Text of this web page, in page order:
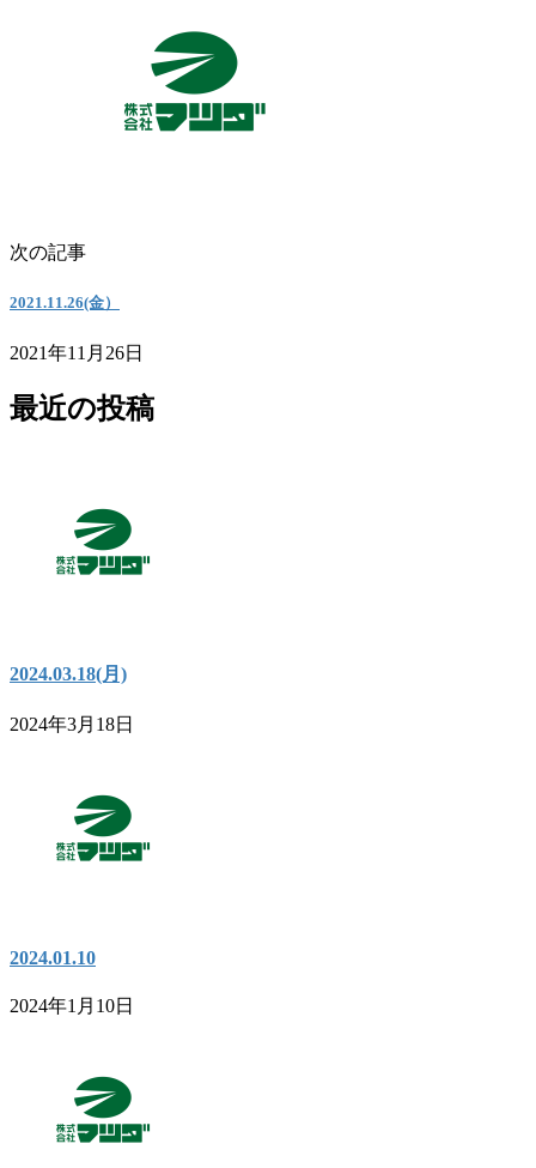
次の記事
2021.11.26(金）
2021年11月26日
最近の投稿
2024.03.18(月)
2024年3月18日
2024.01.10
2024年1月10日